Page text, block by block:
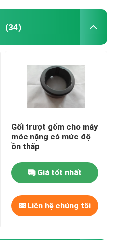
(34)
Gối trượt gốm cho máy
móc nặng có mức độ
ồn thấp
Giá tốt nhất
Liên hệ chúng tôi